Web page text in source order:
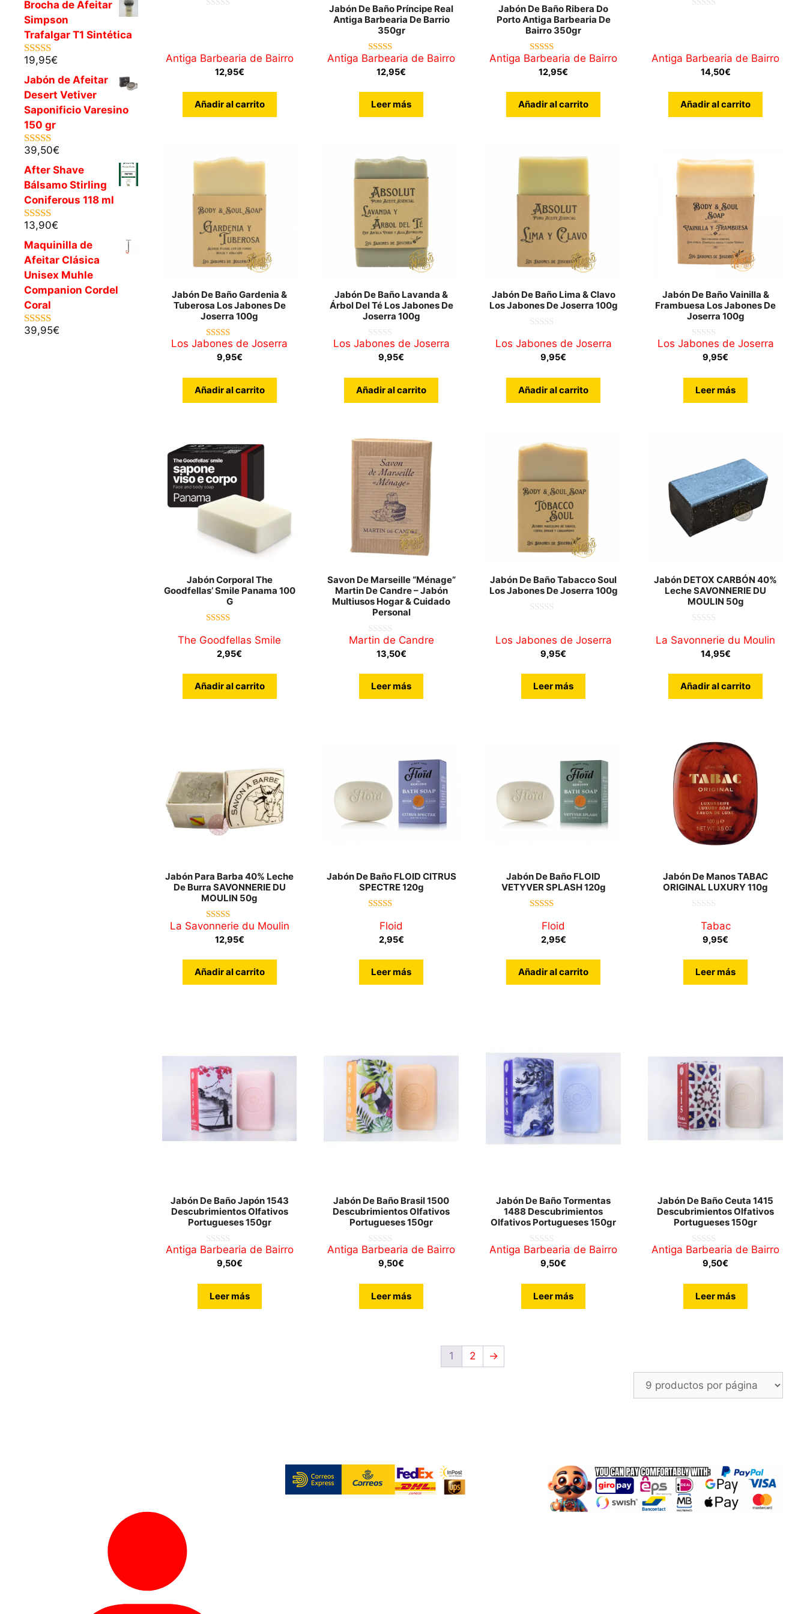
Antiga Barbearia de Bairro
12,95€
Añadir al carrito
Jabón De Baño Príncipe Real
Antiga Barbearia De Barrio
350gr
5.00
de 5
Antiga Barbearia de Bairro
12,95€
Leer más
Jabón De Baño Ribera Do
Porto Antiga Barbearia De
Bairro 350gr
5.00
de 5
Antiga Barbearia de Bairro
12,95€
Añadir al carrito
Antiga Barbearia de Bairro
14,50€
Añadir al carrito
Jabón De Baño Gardenia &
Tuberosa Los Jabones De
Joserra 100g
5.00
de 5
Los Jabones de Joserra
9,95€
Añadir al carrito
Jabón De Baño Lavanda &
Árbol Del Té Los Jabones De
Joserra 100g
0
Los Jabones de Joserra
9,95€
Añadir al carrito
Jabón De Baño Lima & Clavo
Los Jabones De Joserra 100g
d
Los Jabones de Joserra
9,95€
Añadir al carrito
Jabón De Baño Vainilla &
Frambuesa Los Jabones De
Joserra 100g
0
Los Jabones de Joserra
9,95€
Leer más
Jabón Corporal The
Goodfellas’ Smile Panama 100
G
de 5
The Goodfellas Smile
2,95€
Añadir al carrito
Savon De Marseille “Ménage”
Martin De Candre – Jabón
Multiusos Hogar & Cuidado
Personal
0
Martin de Candre
13,50€
Leer más
Jabón De Baño Tabacco Soul
Los Jabones De Joserra 100g
e
5
Los Jabones de Joserra
9,95€
Leer más
Jabón DETOX CARBÓN 40%
Leche SAVONNERIE DU
MOULIN 50g
d
e
La Savonnerie du Moulin
14,95€
Añadir al carrito
Jabón Para Barba 40% Leche
De Burra SAVONNERIE DU
MOULIN 50g
5.00
de 5
La Savonnerie du Moulin
12,95€
Añadir al carrito
Jabón De Baño FLOID CITRUS
SPECTRE 120g
de 5
Floid
2,95€
Leer más
Jabón De Baño FLOID
VETYVER SPLASH 120g
de 5
Floid
2,95€
Añadir al carrito
Jabón De Manos TABAC
ORIGINAL LUXURY 110g
Tabac
9,95€
Leer más
Jabón De Baño Japón 1543
Descubrimientos Olfativos
Portugueses 150gr
0
Antiga Barbearia de Bairro
9,50€
Leer más
Jabón De Baño Brasil 1500
Descubrimientos Olfativos
Portugueses 150gr
0
Antiga Barbearia de Bairro
9,50€
Leer más
Jabón De Baño Tormentas
1488 Descubrimientos
Olfativos Portugueses 150gr
0
Antiga Barbearia de Bairro
9,50€
Leer más
Jabón De Baño Ceuta 1415
Descubrimientos Olfativos
Portugueses 150gr
0
Antiga Barbearia de Bairro
9,50€
Leer más
1 2 →
Brocha de Afeitar
Simpson
Trafalgar T1 Sintética
5.00de 5
19,95€
Jabón de Afeitar
Desert Vetiver
Saponificio Varesino
150 gr
5.00de 5
39,50€
After Shave
Bálsamo Stirling
Coniferous 118 ml
5.00de 5
13,90€
Maquinilla de
Afeitar Clásica
Unisex Muhle
Companion Cordel
Coral
5.00de 5
39,95€